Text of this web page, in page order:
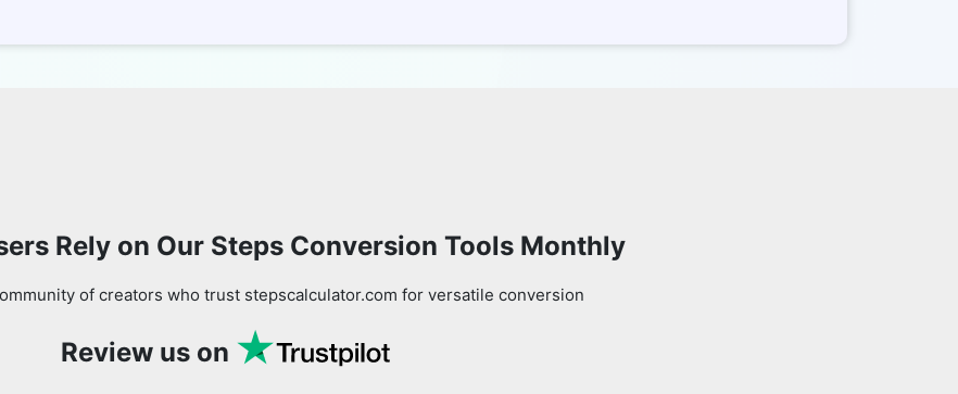
Rely on Our Steps Conversion Tools Monthly
of creators who trust stepscalculator.com for versatile conversion
Review us on